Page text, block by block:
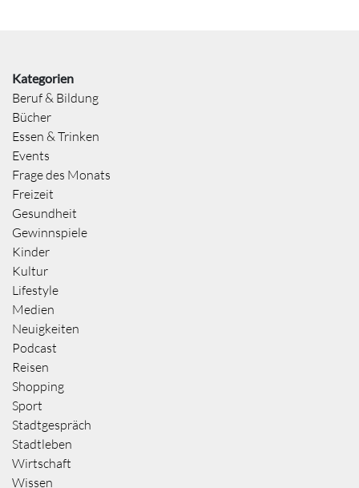
Kategorien
Beruf & Bildung
Bücher
Essen & Trinken
Events
Frage des Monats
Freizeit
Gesundheit
Gewinnspiele
Kinder
Kultur
Lifestyle
Medien
Neuigkeiten
Podcast
Reisen
Shopping
Sport
Stadtgespräch
Stadtleben
Wirtschaft
Wissen